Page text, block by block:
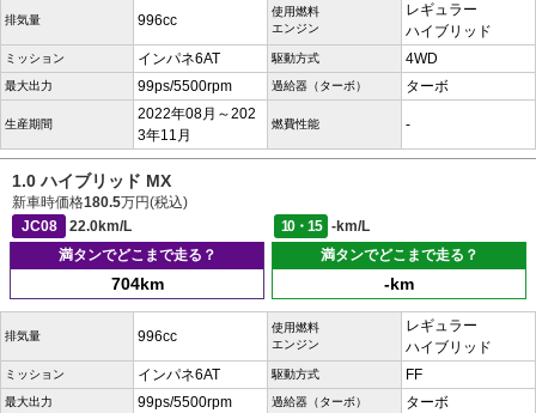
排気量 996cc
使用燃料
エンジン
レギュラー
ハイブリッド
ミッション インパネ6AT 駆動方式 4WD
最大出力 99ps/5500rpm 過給器（ターボ） ターボ
生産期間
2022年08月～202
3年11月
燃費性能 -
1.0 ハイブリッド MX
新車時価格180.5万円(税込)
JC08
22.0km/L 10・15
-km/L
満タンでどこまで走る？
704km
満タンでどこまで走る？
-km
排気量 996cc
使用燃料
エンジン
レギュラー
ハイブリッド
ミッション インパネ6AT 駆動方式 FF
最大出力 99ps/5500rpm 過給器（ターボ） ターボ